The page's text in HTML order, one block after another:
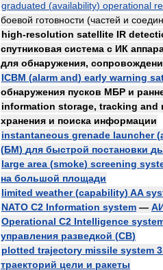
graduated (availability) operational
боевой готовности (частей и
high-resolution satellite IR
спутниковая система с ИК
для обнаружения,
ICBM (alarm and) early warning
обнаружения пусков МБР и
information storage, tracking and
хранения и поиска информации
instantaneous grenade launcher(
(БМ) для быстрой постановки
large area (smoke) screening
на большой площади
limited weather(capability) AA
NATO C2 Information system —
Operational C2 Intelligence
управления разведкой (СВ)
plotted trajectory missile system
траекторий цели и ракеты